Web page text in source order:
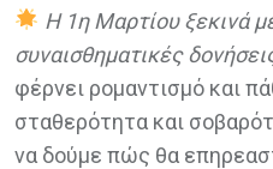
Η 1η Μαρτίου ξεκινά
συναισθηματικές
φέρνει ρομαντισμό και
σταθερότητα και
να δούμε πώς θα